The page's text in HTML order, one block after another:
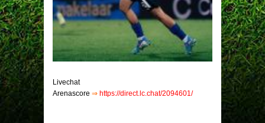
Livechat
Arenascore ⇒ https://direct.lc.chat/2094601/